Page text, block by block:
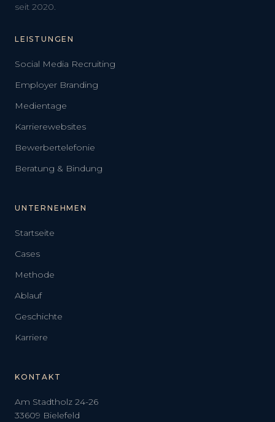
seit 2020.
LEISTUNGEN
Social Media Recruiting
Employer Branding
Medientage
Karrierewebsites
Bewerbertelefonie
Beratung & Bindung
UNTERNEHMEN
Startseite
Cases
Methode
Ablauf
Geschichte
Karriere
KONTAKT
Am Stadtholz 24-26
33609 Bielefeld